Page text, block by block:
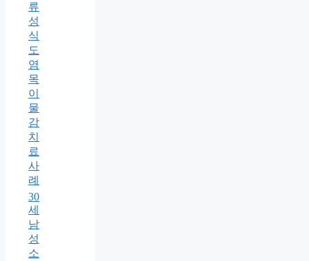
류
성
식
도
염
목
이
물
감
치
료
사
례
30
세
남
성
소